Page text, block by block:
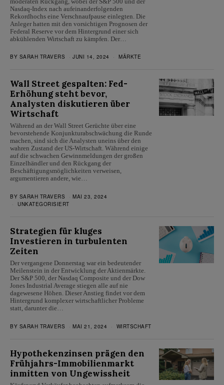
Nasdaq-Index nach aufeinanderfolgenden
Rekordhochs eine Verschnaufpause einlegten. Die
Anleger hatten mit den vorsichtigen Prognosen der
Federal Reserve vor dem Hintergrund einer sich
abkühlenden Wirtschaft zu kämpfen. Der…
BY SARAH TRAVERS JUNI 14, 2024 MÄRKTE
Wall Street gespalten: Fed-
Erhöhung steht bevor,
Analysten diskutieren über
Wirtschaft
Während an der Wall Street Gerüchte über eine
bevorstehende Konjunkturabschwächung die Runde
machen, sind sich die Analysten uneins über den
wahren Zustand der US-Wirtschaft. Während einige
auf die schwachen Gewinnmeldungen der großen
Einzelhändler und den Rückgang der
Beschäftigungsmöglichkeiten verweisen,
argumentieren andere, wie…
BY SARAH TRAVERS
MAI 23, 2024
UNKATEGORISIERT
Strategien für kluges
Investieren in turbulenten
Zeiten
Der vergangene Donnerstag war ein bedeutender
Meilenstein in der Entwicklung der Aktienmärkte.
Der S&P 500, der Nasdaq Composite und der Dow
Jones Industrial Average stiegen alle auf nie
dagewesene Höhen. Dieser Anstieg findet vor dem
Hintergrund komplexer wirtschaftlicher Probleme
statt, darunter die…
BY SARAH TRAVERS MAI 21, 2024 WIRTSCHAFT
Hypothekenzinsen prägen den
Frühjahrs-Immobilienmarkt
inmitten von Ungewissheit